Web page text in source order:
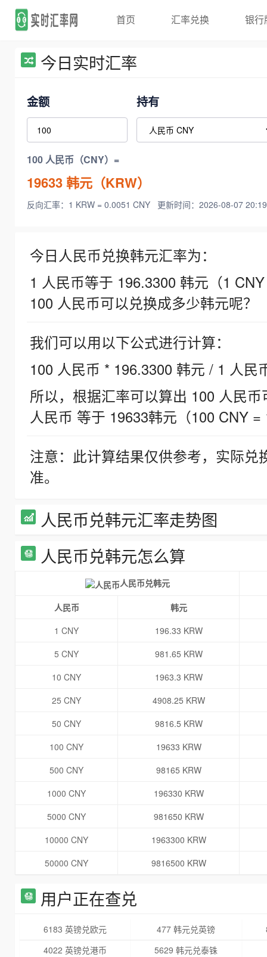
首页 汇率兑换 银行
今日实时汇率
金额 持有
100 人民币（CNY）=
19633韩元（KRW）
反向汇率：1 KRW = 0.0051 CNY 更新时间：2026-08-07
今日人民币兑换韩元汇率为：
1 人民币等于 196.3300 韩元（1
100 人民币可以兑换成多少韩元呢？
我们可以用以下公式进行计算：
100 人民币 * 196.3300 韩元 / 1 人民
所以，根据汇率可以算出 100 人民
人民币 等于 19633韩元（100 CNY =
注意：此计算结果仅供参考，实际
准。
人民币兑韩元汇率走势图
人民币兑韩元怎么算
人民币兑韩元
人民币
韩元
1 CNY
196.33 KRW
5 CNY
981.65 KRW
10 CNY
1963.3 KRW
25 CNY
4908.25 KRW
50 CNY
9816.5 KRW
100 CNY
19633 KRW
500 CNY
98165 KRW
1000 CNY
196330 KRW
5000 CNY
981650 KRW
10000 CNY
1963300 KRW
50000 CNY
9816500 KRW
用户正在查兑
6183 英镑兑欧元 477 韩元兑英镑
4022 英镑兑港币
5629 韩元兑泰铢